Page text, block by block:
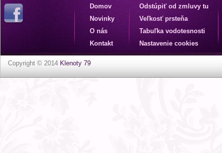
Domov
Novinky
O nás
Kontakt
Odstúpiť od zmluvy tu
Veľkosť prsteňa
Tabuľka vodotesnosti
Nastavenie cookies
Copyright © 2014 Klenoty 79